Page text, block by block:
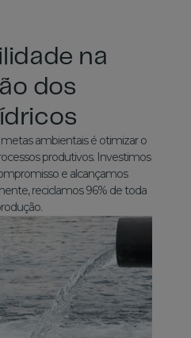
na
dos
metas ambientais é otimizar o
produtivos. Investimos
e alcançamos
reciclamos 96% de toda